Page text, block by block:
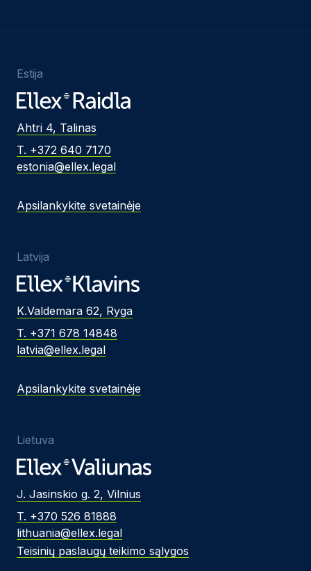
Estija
Ahtri 4, Talinas
T. +372 640 7170
estonia@ellex.legal
Apsilankykite svetainėje
Latvija
K.Valdemara 62, Ryga
T. +371 678 14848
latvia@ellex.legal
Apsilankykite svetainėje
Lietuva
J. Jasinskio g. 2, Vilnius
T. +370 526 81888
lithuania@ellex.legal
Teisinių paslaugų teikimo sąlygos